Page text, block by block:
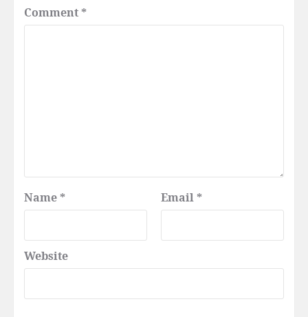
Comment *
Name * Email *
Website